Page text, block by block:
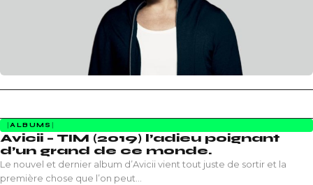
ALBUMS
Avicii – TIM (2019) l’adieu poignant
d’un grand de ce monde.
Le nouvel et dernier album d’Avicii vient tout juste de sortir et la
première chose que l’on peut…